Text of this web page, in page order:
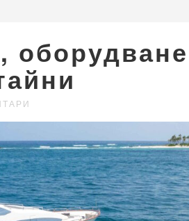
оборудване